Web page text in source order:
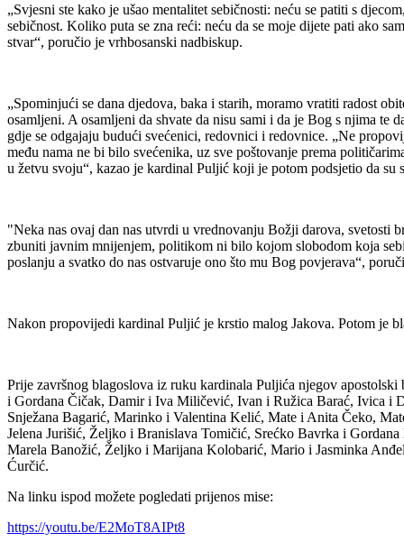
„Svjesni ste kako je ušao mentalitet sebičnosti: neću se patiti s
sebičnost. Koliko puta se zna reći: neću da se moje dijete pati ako
stvar“, poručio je vrhbosanski nadbiskup.
„Spominjući se dana djedova, baka i starih, moramo vratiti radost
osamljeni. A osamljeni da shvate da nisu sami i da je Bog s njima te
gdje se odgajaju budući svećenici, redovnici i redovnice. „Ne
među nama ne bi bilo svećenika, uz sve poštovanje prema
u žetvu svoju“, kazao je kardinal Puljić koji je potom podsjetio da su
"Neka nas ovaj dan nas utvrdi u vrednovanju Božji darova, svetosti
zbuniti javnim mnijenjem, politikom ni bilo kojom slobodom koja
poslanju a svatko do nas ostvaruje ono što mu Bog povjerava“,
Nakon propovijedi kardinal Puljić je krstio malog Jakova. Potom je
Prije završnog blagoslova iz ruku kardinala Puljića njegov
i Gordana Čičak, Damir i Iva Miličević, Ivan i Ružica Barać, Ivica
Snježana Bagarić, Marinko i Valentina Kelić, Mate i Anita Čeko,
Jelena Jurišić, Željko i Branislava Tomičić, Srećko Bavrka i
Marela Banožić, Željko i Marijana Kolobarić, Mario i Jasminka
Ćurčić.
Na linku ispod možete pogledati prijenos mise:
https://youtu.be/E2MoT8AIPt8